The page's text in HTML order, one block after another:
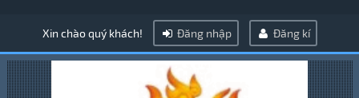
Xin chào quý khách! Đăng nhập Đăng kí